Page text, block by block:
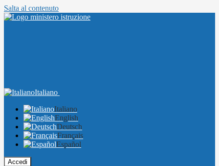
Salta al contenuto
Italiano
Italiano
English
Deutsch
Français
Español
Accedi